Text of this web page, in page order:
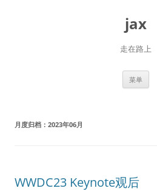
jax
走在路上
菜单
月度归档： 2023年06月
WWDC23 Keynote观后